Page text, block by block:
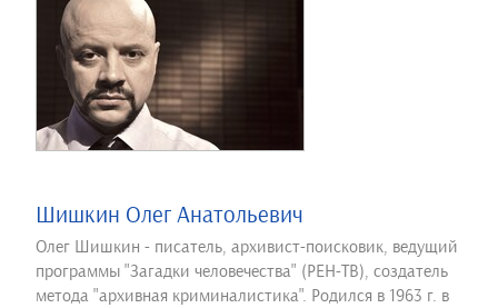
Шишкин Олег Анатольевич
Олег Шишкин - писатель, архивист-поисковик, ведущий
программы "Загадки человечества" (РЕН-ТВ), создатель
метода "архивная криминалистика". Родился в 1963 г. в